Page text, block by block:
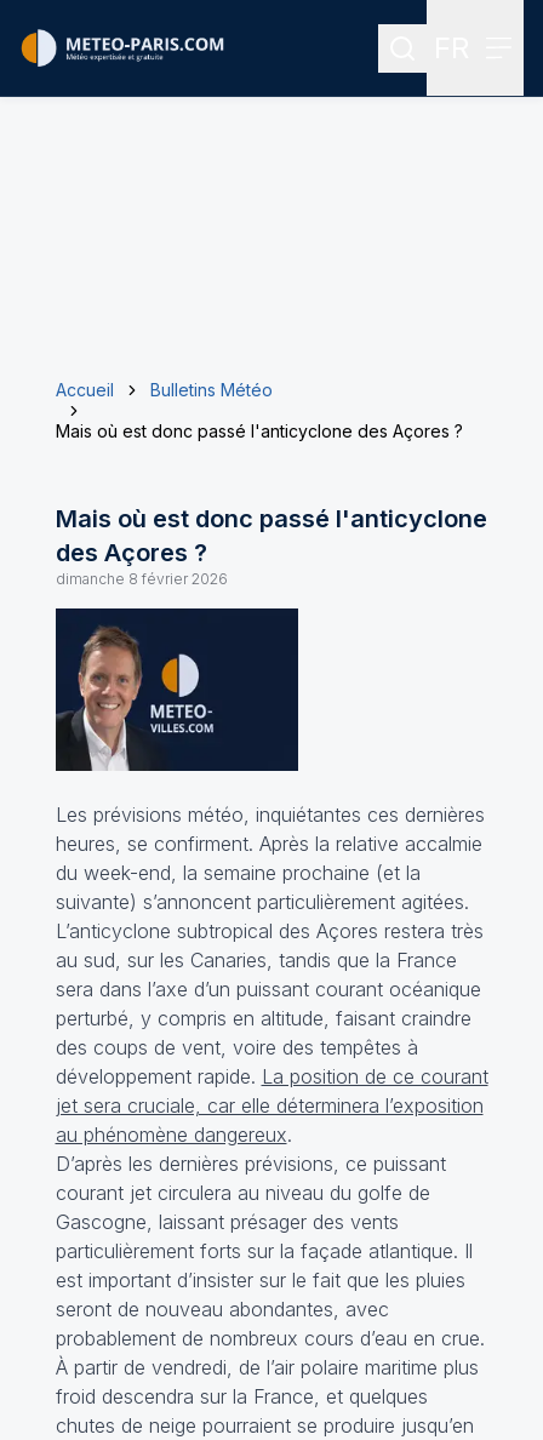
Rechercher
Accueil
Bulletins Météo
Mais où est donc passé l'anticyclone des Açores ?
Mais où est donc passé l'anticyclone
des Açores ?
dimanche 8 février 2026
Les prévisions météo, inquiétantes ces dernières
heures, se confirment. Après la relative accalmie
du week-end, la semaine prochaine (et la
suivante) s’annoncent particulièrement agitées.
L’anticyclone subtropical des Açores restera très
au sud, sur les Canaries, tandis que la France
sera dans l’axe d’un puissant courant océanique
perturbé, y compris en altitude, faisant craindre
des coups de vent, voire des tempêtes à
développement rapide. La position de ce courant
jet sera cruciale, car elle déterminera l’exposition
au phénomène dangereux.
D’après les dernières prévisions, ce puissant
courant jet circulera au niveau du golfe de
Gascogne, laissant présager des vents
particulièrement forts sur la façade atlantique. Il
est important d’insister sur le fait que les pluies
seront de nouveau abondantes, avec
probablement de nombreux cours d’eau en crue.
À partir de vendredi, de l’air polaire maritime plus
froid descendra sur la France, et quelques
chutes de neige pourraient se produire jusqu’en